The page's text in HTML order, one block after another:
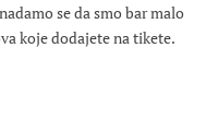
se da smo bar malo
koje dodajete na tikete.